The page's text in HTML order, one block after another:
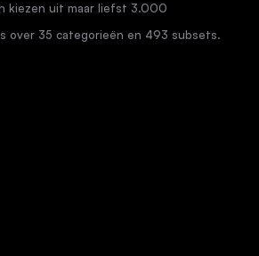
kiezen uit maar liefst 3.000
over 35 categorieën en 493 subsets.